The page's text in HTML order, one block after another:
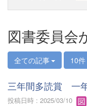
図書委員会
全ての記事 10件
三年間多読賞 一
投稿日時 : 2025/03/10